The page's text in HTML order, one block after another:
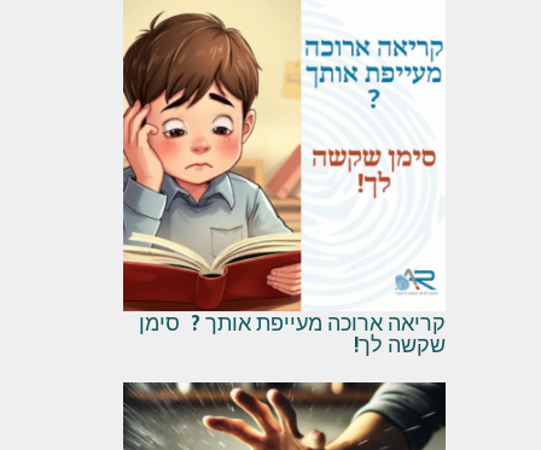
קריאה ארוכה מעייפת אותך ? סימן
שקשה לך!